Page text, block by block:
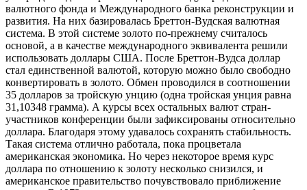
валютного фонда и Международного банка реконструкции и
развития. На них базировалась Бреттон-Вудская валютная
система. В этой системе золото по-прежнему считалось
основой, а в качестве международного эквивалента решили
использовать доллары США. После Бреттон-Вудса доллар
стал единственной валютой, которую можно было свободно
конвертировать в золото. Обмен проводился в соотношении
35 долларов за тройскую унцию (одна тройская унция равна
31,10348 грамма). А курсы всех остальных валют стран-
участников конференции были зафиксированы относительно
доллара. Благодаря этому удавалось сохранять стабильность.
Такая система отлично работала, пока процветала
американская экономика. Но через некоторое время курс
доллара по отношению к золоту несколько снизился, и
американское правительство почувствовало приближение